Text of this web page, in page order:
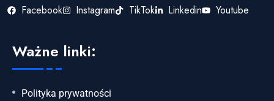
Facebook Instagram TikTok Linkedin Youtube
Ważne linki:
Polityka prywatności